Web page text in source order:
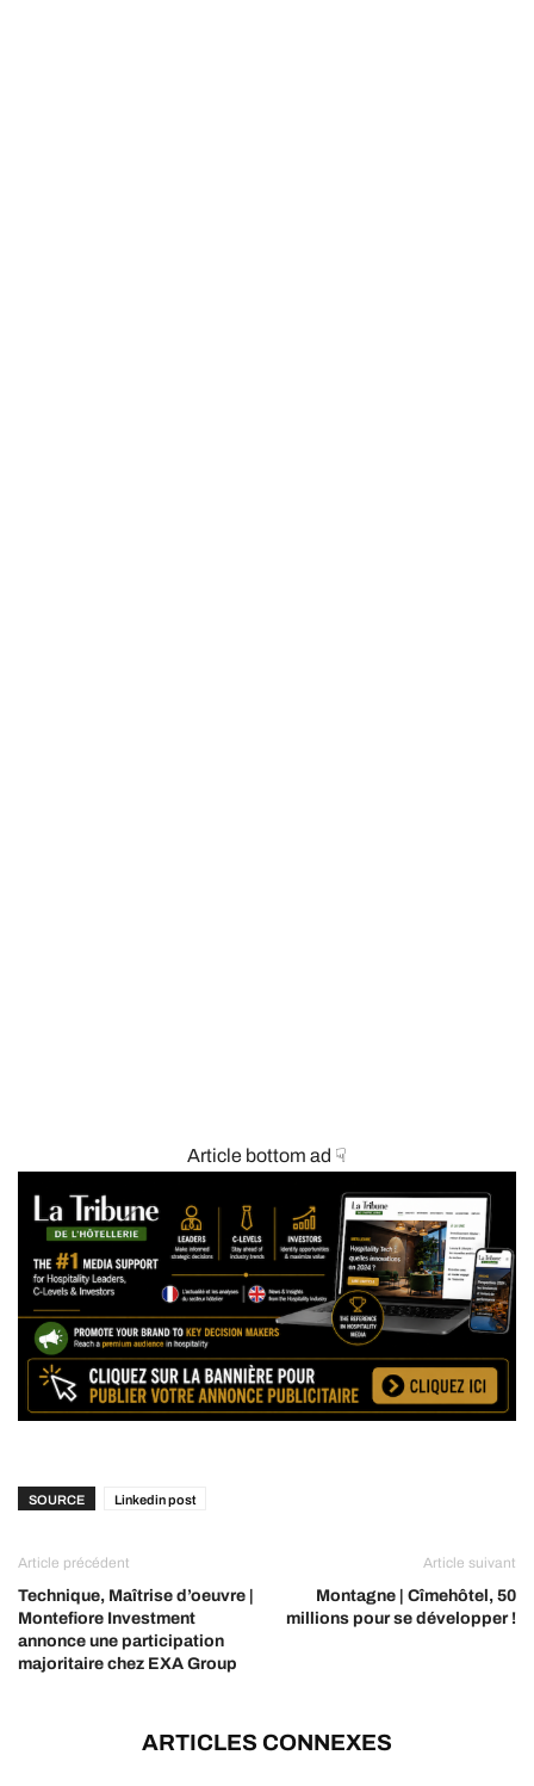
Article bottom ad ☟
SOURCE Linkedin post
Article précédent
Technique, Maîtrise d’oeuvre |
Montefiore Investment
annonce une participation
majoritaire chez EXA Group
Article suivant
Montagne | Cîmehôtel, 50
millions pour se développer !
ARTICLES CONNEXES